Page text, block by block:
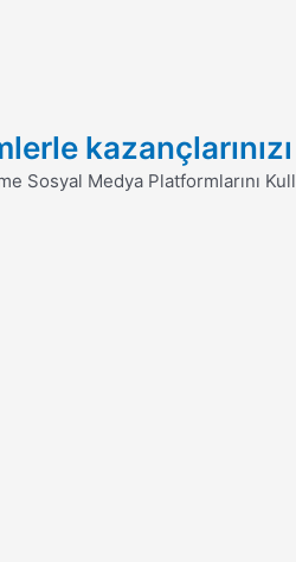
kazançlarınızı
Sosyal Medya Platformlarını